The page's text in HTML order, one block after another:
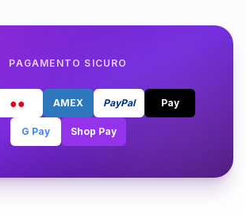
PAGAMENTO SICURO
●● AMEX PayPal Pay
G Pay Shop Pay